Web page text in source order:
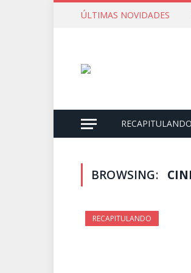
ÚLTIMAS NOVIDADES
RECAPITULANDO
BROWSING:
RECAPITULANDO